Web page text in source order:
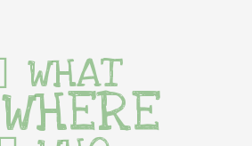
WHAT
WHERE